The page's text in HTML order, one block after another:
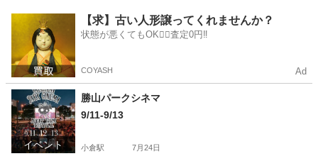
門司港駅 地域/お祭り 会場
【求】古い人形譲ってくれませんか？
状態が悪くてもOK🙆‍♀️査定0円‼️
COYASH Ad
イベント
勝山パークシネマ
9/11-9/13
小倉駅 7月24日